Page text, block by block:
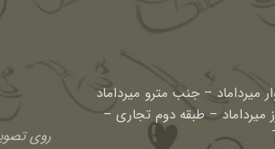
میرداماد – جنب مترو میرداماد
میرداماد – طبقه دوم تجاری –
روی